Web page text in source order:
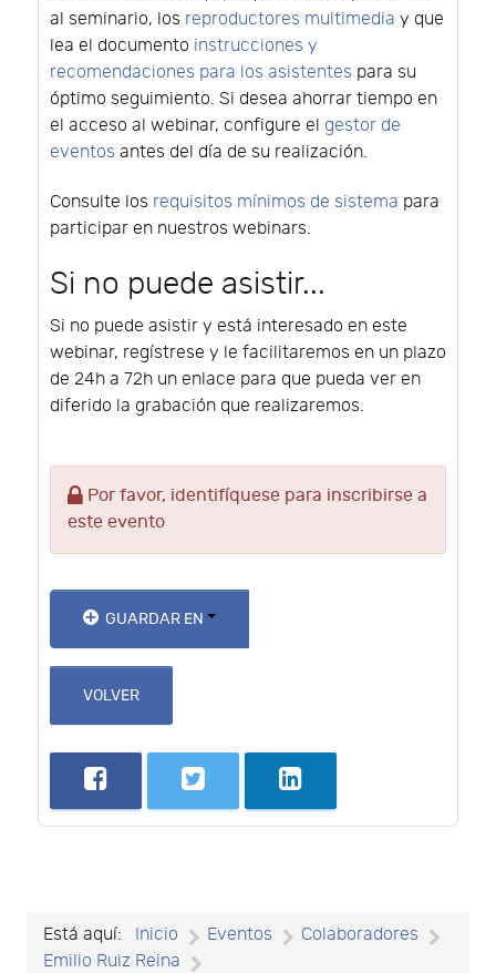
al seminario, los reproductores multimedia y que
lea el documento instrucciones y
recomendaciones para los asistentes para su
óptimo seguimiento. Si desea ahorrar tiempo en
el acceso al webinar, configure el gestor de
eventos antes del día de su realización.
Consulte los requisitos mínimos de sistema para
participar en nuestros webinars.
Si no puede asistir...
Si no puede asistir y está interesado en este
webinar, regístrese y le facilitaremos en un plazo
de 24h a 72h un enlace para que pueda ver en
diferido la grabación que realizaremos.
Por favor, identifíquese para inscribirse a
este evento
GUARDAR EN
VOLVER
Está aquí: Inicio Eventos
Colaboradores
Emilio Ruiz Reina